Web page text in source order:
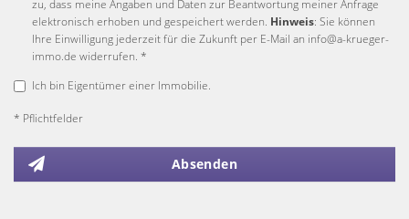
zu, dass meine Angaben und Daten zur Beantwortung meiner Anfrage
elektronisch erhoben und gespeichert werden. Hinweis: Sie können
Ihre Einwilligung jederzeit für die Zukunft per E-Mail an info@a-krueger-
immo.de widerrufen. *
Ich bin Eigentümer einer Immobilie.
* Pflichtfelder
Absenden